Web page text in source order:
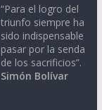
“Para el logro del
triunfo siempre ha
sido indispensable
pasar por la senda
de los sacrificios”.
Simón Bolívar